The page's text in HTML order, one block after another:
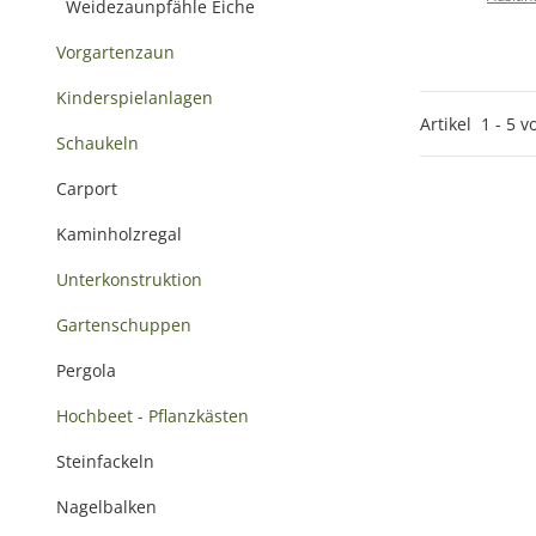
Artikel 1 - 5
Weidezaunpfähle Eiche
Vorgartenzaun
Kinderspielanlagen
Schaukeln
Carport
Kaminholzregal
Unterkonstruktion
Gartenschuppen
Pergola
Hochbeet - Pflanzkästen
Steinfackeln
Nagelbalken